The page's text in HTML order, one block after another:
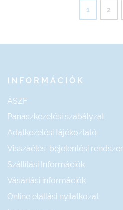
1 2
INFORMÁCIÓK
ÁSZF
Panaszkezelési szabályzat
Adatkezelési tájékoztató
Visszaélés-bejelentési rendszer
Szállítási Információk
Vásárlási információk
Online elállási nyilatkozat